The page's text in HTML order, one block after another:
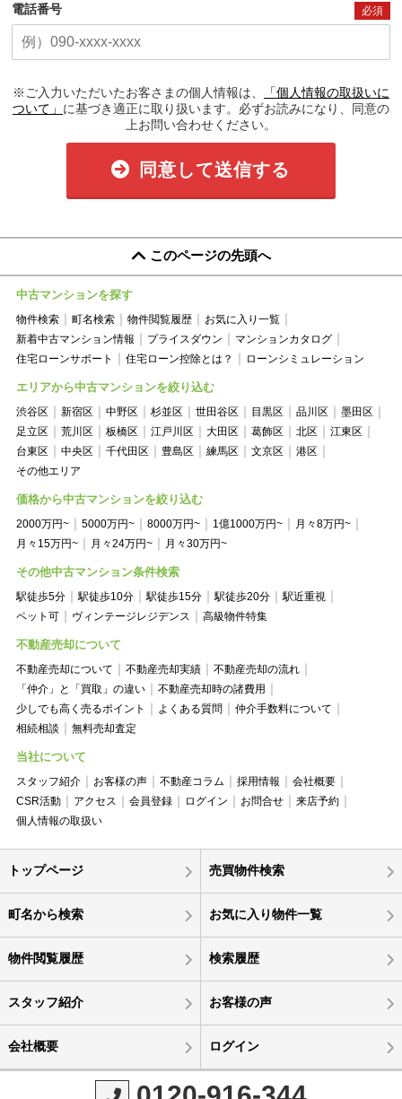
電話番号 必須
※ご入力いただいたお客さまの個人情報は、
「個人情報の取扱いに
ついて」 に基づき適正に取り扱います。必ずお読みになり、同意の
上お問い合わせください。
同意して送信する
このページの先頭へ
中古マンションを探す
物件検索 町名検索 物件閲覧履歴
お気に入り一覧
新着中古マンション情報
プライスダウン
マンションカタログ
住宅ローンサポート
住宅ローン控除とは？ ローンシミュレーション
エリアから中古マンションを絞り込む
渋谷区 新宿区 中野区 杉並区 世田谷区 目黒区 品川区
墨田区
足立区
荒川区 板橋区 江戸川区 大田区 葛飾区 北区
江東区
台東区
中央区 千代田区 豊島区 練馬区 文京区
港区
その他エリア
価格から中古マンションを絞り込む
2000万円~ 5000万円~ 8000万円~ 1億1000万円~
月々8万円~
月々15万円~
月々24万円~ 月々30万円~
その他中古マンション条件検索
駅徒歩5分 駅徒歩10分 駅徒歩15分 駅徒歩20分
駅近重視
ペット可
ヴィンテージレジデンス 高級物件特集
不動産売却について
不動産売却について 不動産売却実績
不動産売却の流れ
「仲介」と「買取」の違い
不動産売却時の諸費用
少しでも高く売るポイント
よくある質問
仲介手数料について
相続相談
無料売却査定
当社について
スタッフ紹介 お客様の声 不動産コラム 採用情報
会社概要
CSR活動
アクセス 会員登録 ログイン お問合せ
来店予約
個人情報の取扱い
トップページ 売買物件検索
町名から検索 お気に入り物件一覧
物件閲覧履歴 検索履歴
スタッフ紹介 お客様の声
会社概要 ログイン